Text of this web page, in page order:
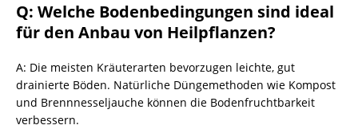
Q: Welche Bodenbedingungen sind ideal
für den Anbau von Heilpflanzen?
A: Die meisten Kräuterarten bevorzugen leichte, gut
drainierte Böden. Natürliche Düngemethoden wie Kompost
und Brennnesseljauche können die Bodenfruchtbarkeit
verbessern.